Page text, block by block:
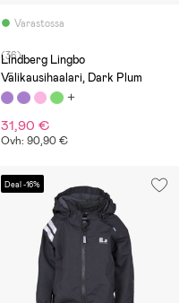
Varastossa
(36)
Lindberg Lingbo
Välikausihaalari, Dark Plum
31,90 €
Ovh: 90,90 €
Deal -16%